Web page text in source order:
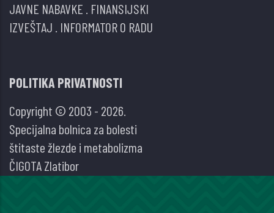
JAVNE NABAVKE FINANSIJSKI
IZVEŠTAJ INFORMATOR O RADU
POLITIKA PRIVATNOSTI
Copyright © 2003 - 2026.
Specijalna bolnica za bolesti
štitaste žlezde i metabolizma
ČIGOTA Zlatibor